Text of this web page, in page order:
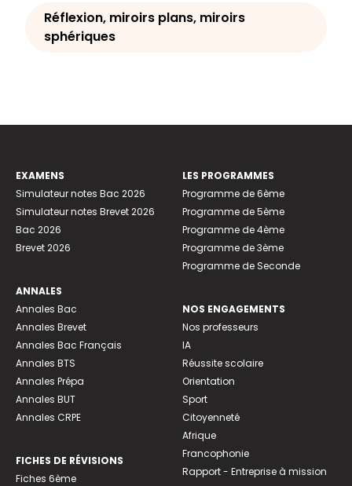
Réflexion, miroirs plans, miroirs
sphériques
EXAMENS
Simulateur notes Bac 2026
Simulateur notes Brevet 2026
Bac 2026
Brevet 2026
ANNALES
Annales Bac
Annales Brevet
Annales Bac Français
Annales BTS
Annales Prépa
Annales BUT
Annales CRPE
FICHES DE RÉVISIONS
Fiches 6ème
LES PROGRAMMES
Programme de 6ème
Programme de 5ème
Programme de 4ème
Programme de 3ème
Programme de Seconde
NOS ENGAGEMENTS
Nos professeurs
IA
Réussite scolaire
Orientation
Sport
Citoyenneté
Afrique
Francophonie
Rapport - Entreprise à mission